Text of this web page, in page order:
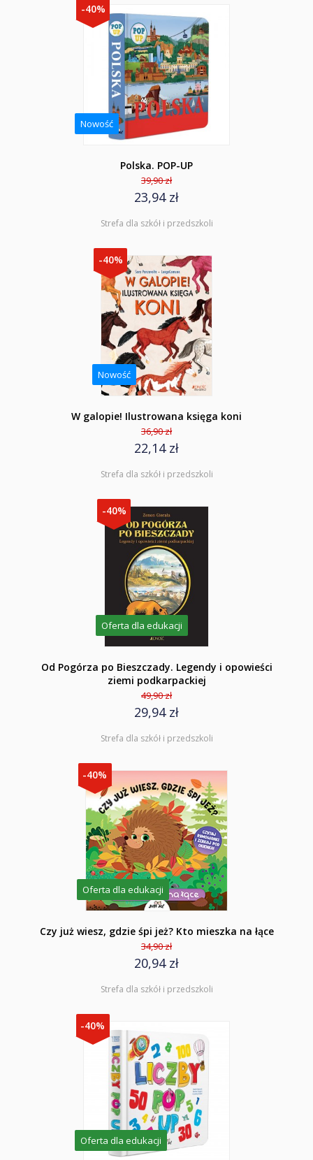
-40%
Nowość
Polska. POP-UP
39,90 zł
23,94 zł
Strefa dla szkół i przedszkoli
-40%
Nowość
W galopie! Ilustrowana księga koni
36,90 zł
22,14 zł
Strefa dla szkół i przedszkoli
-40%
Oferta dla edukacji
Od Pogórza po Bieszczady. Legendy i opowieści
ziemi podkarpackiej
49,90 zł
29,94 zł
Strefa dla szkół i przedszkoli
-40%
Oferta dla edukacji
Czy już wiesz, gdzie śpi jeż? Kto mieszka na łące
34,90 zł
20,94 zł
Strefa dla szkół i przedszkoli
-40%
Oferta dla edukacji